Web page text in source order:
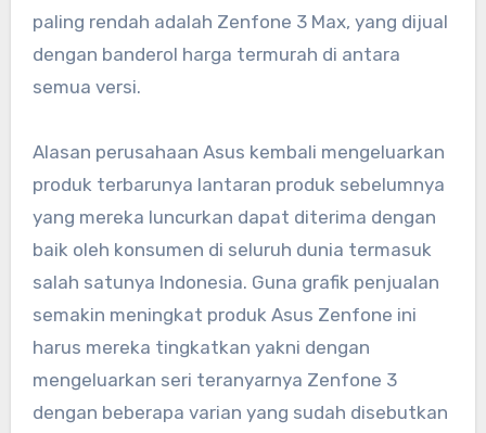
paling rendah adalah Zenfone 3 Max, yang dijual
dengan banderol harga termurah di antara
semua versi.
Alasan perusahaan Asus kembali mengeluarkan
produk terbarunya lantaran produk sebelumnya
yang mereka luncurkan dapat diterima dengan
baik oleh konsumen di seluruh dunia termasuk
salah satunya Indonesia. Guna grafik penjualan
semakin meningkat produk Asus Zenfone ini
harus mereka tingkatkan yakni dengan
mengeluarkan seri teranyarnya Zenfone 3
dengan beberapa varian yang sudah disebutkan